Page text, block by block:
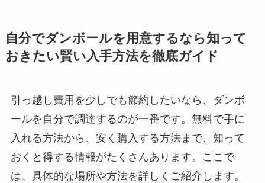
自分でダンボールを用意するなら知って
おきたい賢い入手方法を徹底ガイド
引っ越し費用を少しでも節約したいなら、ダンボ
ールを自分で調達するのが一番です。無料で手に
入れる方法から、安く購入する方法まで、知って
おくと得する情報がたくさんあります。ここで
は、具体的な場所や方法を詳しくご紹介します。